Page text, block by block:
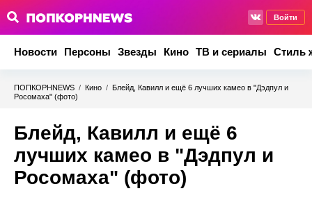
Войти
Новости Персоны Звезды Кино ТВ и сериалы Стиль
ПОПКОРНNEWS / Кино / Блейд, Кавилл и ещё 6 лучших камео в "Дэдпул и
Росомаха" (фото)
Блейд, Кавилл и ещё 6
лучших камео в "Дэдпул и
Росомаха" (фото)